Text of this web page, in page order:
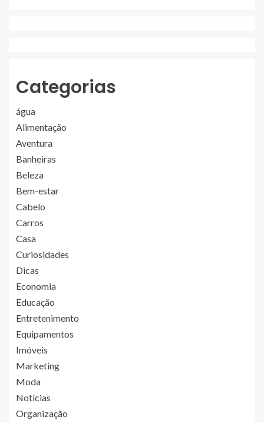
Categorias
água
Alimentação
Aventura
Banheiras
Beleza
Bem-estar
Cabelo
Carros
Casa
Curiosidades
Dicas
Economia
Educação
Entretenimento
Equipamentos
Imóveis
Marketing
Moda
Notícias
Organização